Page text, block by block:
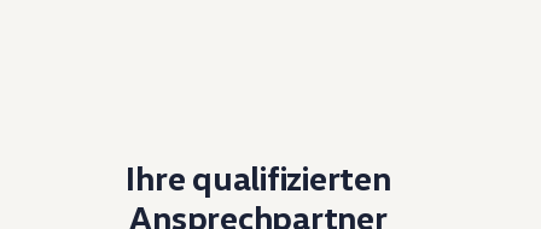
Ihre qualifizierten
Ansprechpartner